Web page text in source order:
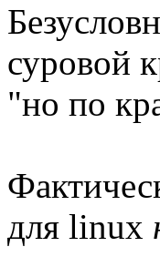
суровой
"но по
для linux